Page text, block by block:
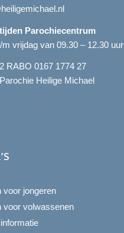
Parochiecentrum
m vrijdag van 09.30 – 12.30 uur
RABO 0167 1774 27
Heilige Michael
voor jongeren
voor volwassenen